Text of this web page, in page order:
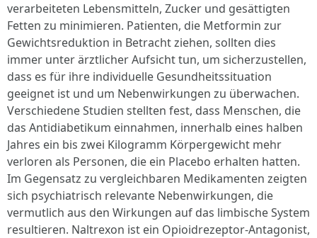
verarbeiteten Lebensmitteln, Zucker und gesättigten
Fetten zu minimieren. Patienten, die Metformin zur
Gewichtsreduktion in Betracht ziehen, sollten dies
immer unter ärztlicher Aufsicht tun, um sicherzustellen,
dass es für ihre individuelle Gesundheitssituation
geeignet ist und um Nebenwirkungen zu überwachen.
Verschiedene Studien stellten fest, dass Menschen, die
das Antidiabetikum einnahmen, innerhalb eines halben
Jahres ein bis zwei Kilogramm Körpergewicht mehr
verloren als Personen, die ein Placebo erhalten hatten.
Im Gegensatz zu vergleichbaren Medikamenten zeigten
sich psychiatrisch relevante Nebenwirkungen, die
vermutlich aus den Wirkungen auf das limbische System
resultieren. Naltrexon ist ein Opioidrezeptor-Antagonist,